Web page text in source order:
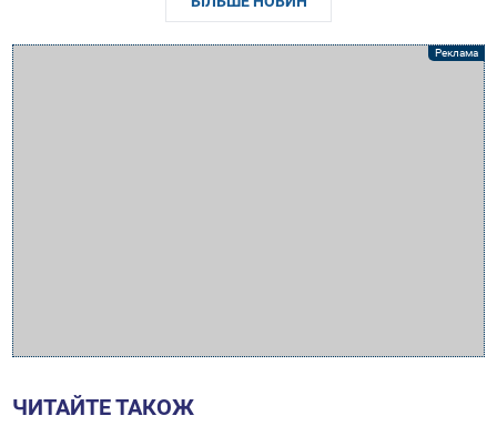
ЧИТАЙТЕ ТАКОЖ